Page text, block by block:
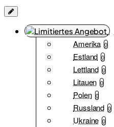
Amerika 0
Estland 0
Lettland 0
Litauen 0
Polen 0
Russland 0
Ukraine 0